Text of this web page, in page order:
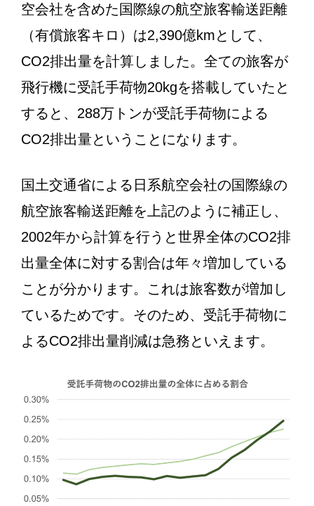
空会社を含めた国際線の航空旅客輸送距離
（有償旅客キロ）は2,390億kmとして、
CO2排出量を計算しました。全ての旅客が
飛行機に受託手荷物20kgを搭載していたと
すると、288万トンが受託手荷物による
CO2排出量ということになります。
国土交通省による日系航空会社の国際線の
航空旅客輸送距離を上記のように補正し、
2002年から計算を行うと世界全体のCO2排
出量全体に対する割合は年々増加している
ことが分かります。これは旅客数が増加し
ているためです。そのため、受託手荷物に
よるCO2排出量削減は急務といえます。